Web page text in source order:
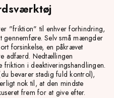
"friktion" til enhver forhindring,
Selv små mængder
forsinkelse, en påkrævet
adfærd. Nedtællingen
i deaktiveringshandlingen.
bevarer stadig fuld kontrol),
nok til, at den mindste
frem for at give efter.